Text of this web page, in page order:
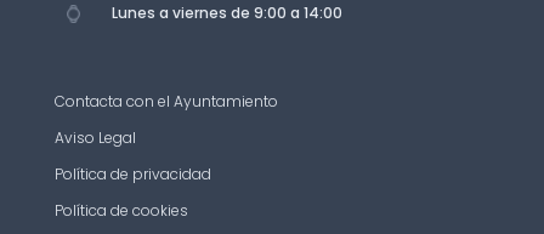
Lunes a viernes de 9:00 a 14:00
Contacta con el Ayuntamiento
Aviso Legal
Política de privacidad
Política de cookies